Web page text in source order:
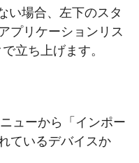
い場合、左下のスタ
プリケーションリス
立ち上げます。
ューから「インポー
ているデバイスか